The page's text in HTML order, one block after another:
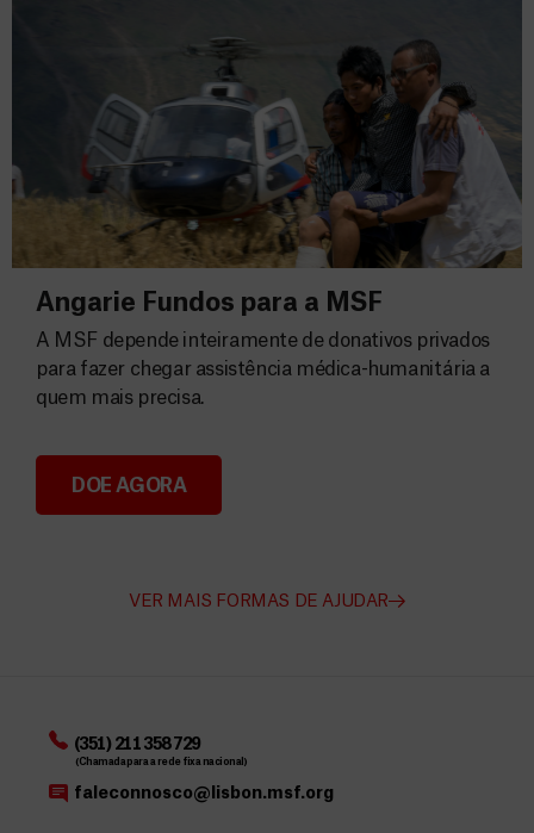
Angarie Fundos para a MSF
Angarie Fundos para a MSF
A MSF depende inteiramente de donativos privados
para fazer chegar assistência médica-humanitária a
quem mais precisa.
DOE AGORA
VER MAIS FORMAS DE AJUDAR
(351) 211 358 729
(Chamada para a rede fixa nacional)
faleconnosco@lisbon.msf.org